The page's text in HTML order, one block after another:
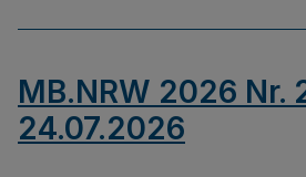
MB.NRW 2026 Nr.
24.07.2026